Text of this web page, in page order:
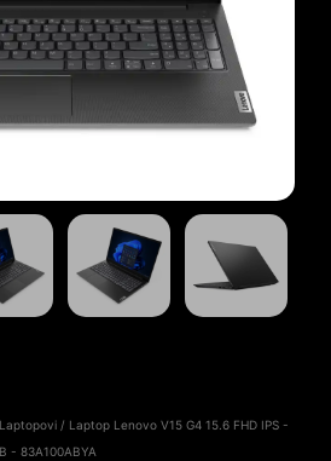
Laptopovi / Laptop Lenovo V15 G4 15.6 FHD IPS -
- 83A100ABYA